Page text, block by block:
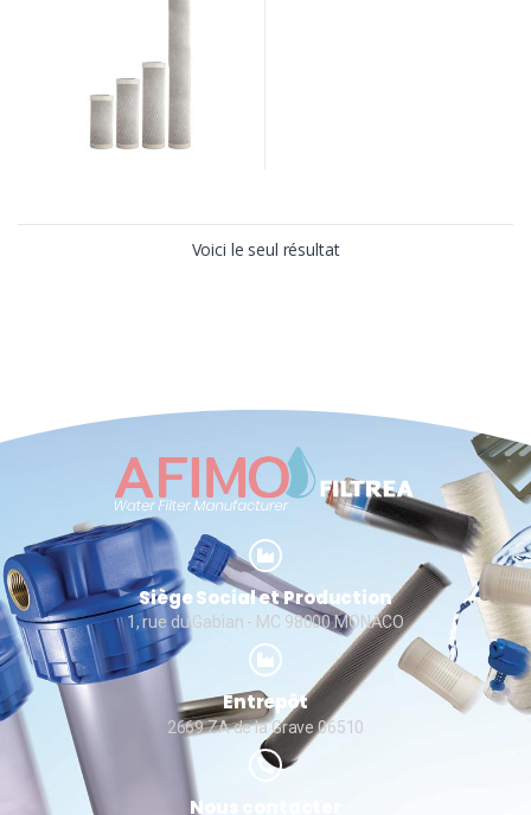
Voici le seul résultat
Siège Social et Production
1, rue du Gabian - MC 98000 MONACO
Entrepôt
2669 ZA de la Grave 06510
Nous contacter